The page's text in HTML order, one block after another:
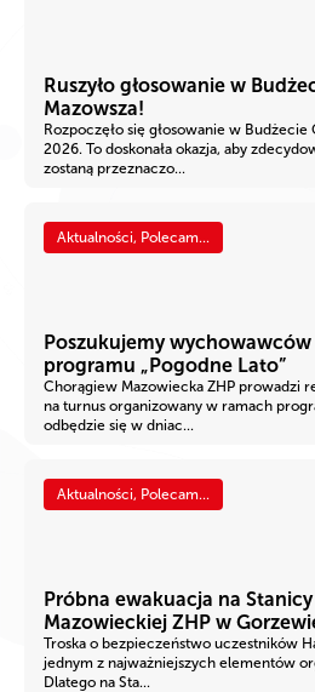
Ruszyło głosowanie w
Mazowsza!
Rozpoczęło się głosowanie w
2026. To doskonała okazja, aby
zostaną przeznaczo...
Aktualności, Polecam...
Poszukujemy
programu „Pogodne Lato”
Chorągiew Mazowiecka ZHP prowadzi
na turnus organizowany w ramach
odbędzie się w dniac...
Aktualności, Polecam...
Próbna ewakuacja na
Mazowieckiej ZHP w
Troska o bezpieczeństwo uczestników
jednym z najważniejszych elementów
Dlatego na Sta...